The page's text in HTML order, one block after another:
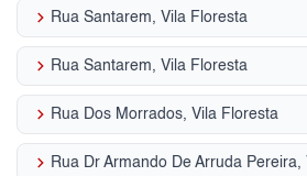
keyboard_arrow_right Rua Santarem, Vila Floresta
keyboard_arrow_right Rua Santarem, Vila Floresta
keyboard_arrow_right Rua Dos Morrados, Vila Floresta
keyboard_arrow_right Rua Dr Armando De Arruda Pereira,